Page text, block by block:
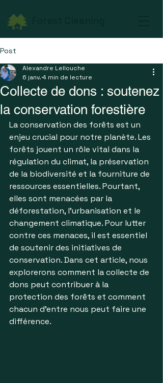
Post
Collecte de dons : soutenez
la conservation forestière
Alexandre Lellouche
6 janv. 4 min de lecture
La conservation des forêts est un
enjeu crucial pour notre planète. Les
forêts jouent un rôle vital dans la
régulation du climat, la préservation
de la biodiversité et la fourniture de
ressources essentielles. Pourtant,
elles sont menacées par la
déforestation, l'urbanisation et le
changement climatique. Pour lutter
contre ces menaces, il est essentiel
de soutenir des initiatives de
conservation. Dans cet article, nous
explorerons comment la collecte de
dons peut contribuer à la
protection des forêts et comment
chacun d'entre nous peut faire une
différence.